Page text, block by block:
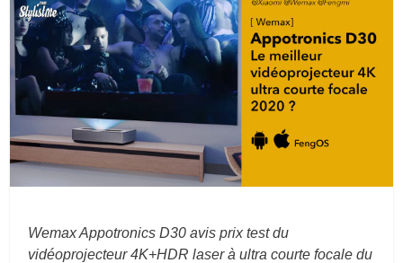
Wemax Appotronics D30 avis prix test du
vidéoprojecteur 4K+HDR laser à ultra courte focale du